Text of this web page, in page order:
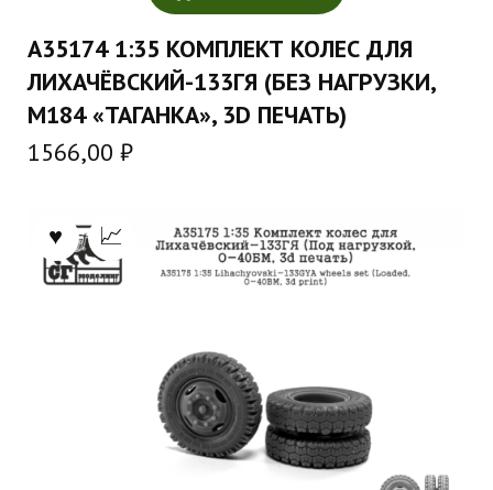
A35174 1:35 КОМПЛЕКТ КОЛЕС ДЛЯ
ЛИХАЧЁВСКИЙ-133ГЯ (БЕЗ НАГРУЗКИ,
М184 «ТАГАНКА», 3D ПЕЧАТЬ)
1566,00 ₽